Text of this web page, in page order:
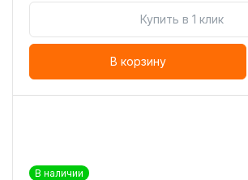
Купить в 1 клик
В корзину
В наличии